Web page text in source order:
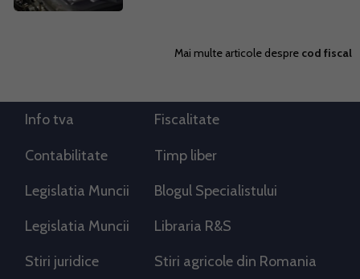
Mai multe articole despre cod fiscal
Info tva Fiscalitate
Contabilitate Timp liber
Legislatia Muncii Blogul Specialistului
Legislatia Muncii Libraria R&S
Stiri juridice Stiri agricole din Romania